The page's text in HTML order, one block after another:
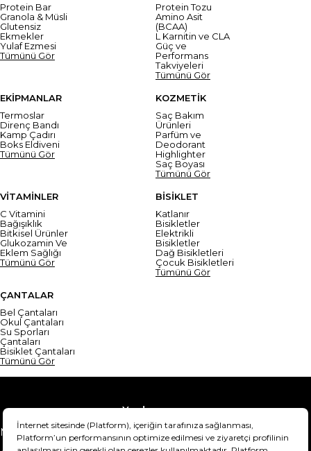
Protein Bar
Granola & Müsli
Glutensiz
Ekmekler
Yulaf Ezmesi
Tümünü Gör
Protein Tozu
Amino Asit
(BCAA)
L Karnitin ve CLA
Güç ve
Performans
Takviyeleri
Tümünü Gör
EKİPMANLAR
Termoslar
Direnç Bandı
Kamp Çadırı
Boks Eldiveni
Tümünü Gör
KOZMETİK
Saç Bakım
Ürünleri
Parfüm ve
Deodorant
Highlighter
Saç Boyası
Tümünü Gör
VİTAMİNLER
C Vitamini
Bağışıklık
Bitkisel Ürünler
Glukozamin Ve
Eklem Sağlığı
Tümünü Gör
BİSİKLET
Katlanır
Bisikletler
Elektrikli
Bisikletler
Dağ Bisikletleri
Çocuk Bisikletleri
Tümünü Gör
ÇANTALAR
Bel Çantaları
Okul Çantaları
Su Sporları
Çantaları
Bisiklet Çantaları
Tümünü Gör
Yardım
Mesafeli Satış Sözleşmesi
Teslimat Bilgisi